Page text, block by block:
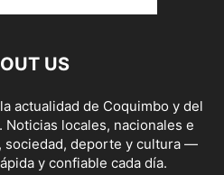
US
actualidad de Coquimbo y del
Noticias locales, nacionales e
sociedad, deporte y cultura —
y confiable cada día.